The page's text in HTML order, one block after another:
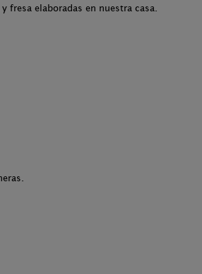
fresa elaboradas en nuestra casa.